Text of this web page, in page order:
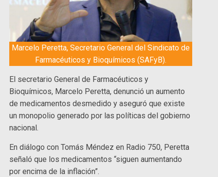
Marcelo Peretta, Secretario General del Sindicato de
Farmacéuticos y Bioquímicos (SAFyB).
El secretario General de Farmacéuticos y
Bioquímicos, Marcelo Peretta, denunció un aumento
de medicamentos desmedido y aseguró que existe
un monopolio generado por las políticas del gobierno
nacional.
En diálogo con Tomás Méndez en Radio 750, Peretta
señaló que los medicamentos “siguen aumentando
por encima de la inflación”.